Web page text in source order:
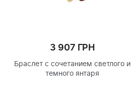
3 907 ГРН
Браслет с сочетанием светлого и
темного янтаря